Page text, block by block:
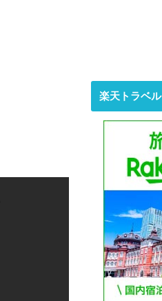
楽天トラベル